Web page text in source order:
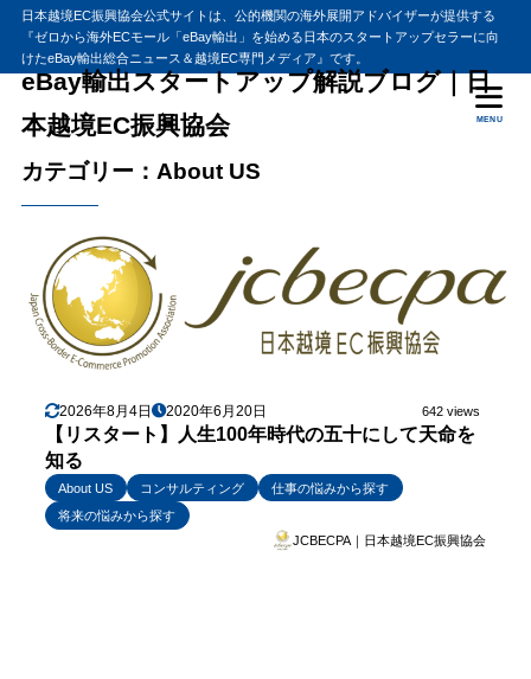
日本越境EC振興協会公式サイトは、公的機関の海外展開アドバイザーが提供する
『ゼロから海外ECモール「eBay輸出」を始める日本のスタートアップセラーに向
けたeBay輸出総合ニュース＆越境EC専門メディア』です。
eBay輸出スタートアップ解説ブログ｜日
本越境EC振興協会
MENU
カテゴリー：About US
2026年8月4日 2020年6月20日 642 views
【リスタート】人生100年時代の五十にして天命を
知る
About US コンサルティング
仕事の悩みから探す
将来の悩みから探す
JCBECPA｜日本越境EC振興協会